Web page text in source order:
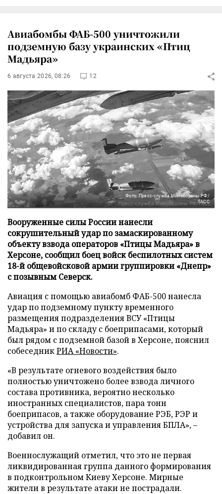
Авиабомбы ФАБ-500 уничтожили
подземную базу украинских «Птиц
Мадьяра»
6 августа 2026, 08:26 12
Фото: Пресс-служба Минобороны РФ/
ТАСС
Вооруженные силы России нанесли
сокрушительный удар по замаскированному
объекту взвода операторов «Птицы Мадьяра» в
Херсоне, сообщил боец войск беспилотных систем
18-й общевойсковой армии группировки «Днепр»
с позывным Северск.
Авиация с помощью авиабомб ФАБ-500 нанесла
удар по подземному пункту временного
размещения подразделения ВСУ «Птицы
Мадьяра» и по складу с боеприпасами, который
был рядом с подземной базой в Херсоне, пояснил
собеседникРИА «Новости».
«В результате огневого воздействия было
полностью уничтожено более взвода личного
состава противника, вероятно несколько
иностранных специалистов, пара тонн
боеприпасов, а также оборудование РЭБ, РЭР и
устройства для запуска и управления БПЛА», –
добавил он.
Военнослужащий отметил, что это не первая
ликвидированная группа данного формирования
в подконтрольном Киеву Херсоне. Мирные
жители в результате атаки не пострадали.